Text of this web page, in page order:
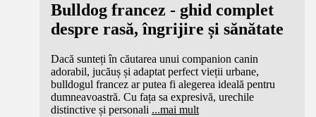
Bulldog francez - ghid complet
despre rasă, îngrijire și sănătate
Dacă sunteți în căutarea unui companion canin
adorabil, jucăuș și adaptat perfect vieții urbane,
bulldogul francez ar putea fi alegerea ideală pentru
dumneavoastră. Cu fața sa expresivă, urechile
distinctive și personali ...mai mult